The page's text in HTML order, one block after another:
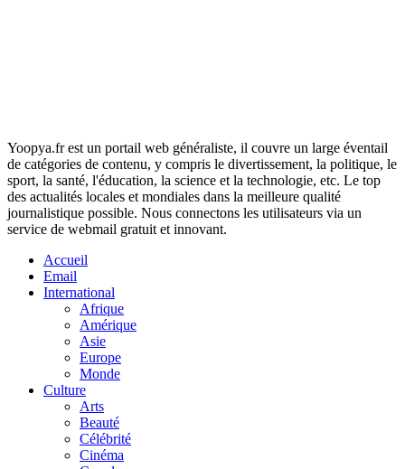
Yoopya.fr est un portail web généraliste, il couvre un large éventail
de catégories de contenu, y compris le divertissement, la politique, le
sport, la santé, l'éducation, la science et la technologie, etc. Le top
des actualités locales et mondiales dans la meilleure qualité
journalistique possible. Nous connectons les utilisateurs via un
service de webmail gratuit et innovant.
Accueil
Email
International
Afrique
Amérique
Asie
Europe
Monde
Culture
Arts
Beauté
Célébrité
Cinéma